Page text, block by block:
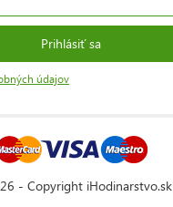
Prihlásiť sa
údajov
- Copyright iHodinarstvo.sk